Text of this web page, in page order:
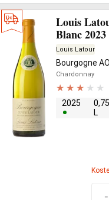
Louis
Blanc 2023
Louis Latour
Bourgogne
Chardonnay
2025
0,75
L
-